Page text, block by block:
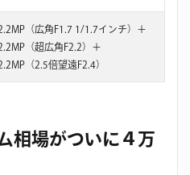
（広角F1.7 1/1.7インチ）＋
（超広角F2.2）＋
（2.5倍望遠F2.4）
相場がついに４万